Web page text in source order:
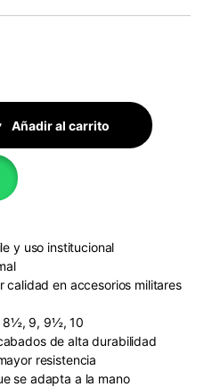
y uso institucional
calidad en accesorios militares
8½, 9, 9½, 10
de alta durabilidad
resistencia
se adapta a la mano
Añadir al carrito